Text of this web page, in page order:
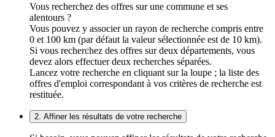
Vous recherchez des offres sur une commune et ses
alentours ?
Vous pouvez y associer un rayon de recherche compris entre
0 et 100 km (par défaut la valeur sélectionnée est de 10 km).
Si vous recherchez des offres sur deux départements, vous
devez alors effectuer deux recherches séparées.
Lancez votre recherche en cliquant sur la loupe ; la liste des
offres d'emploi correspondant à vos critères de recherche est
restituée.
2. Affiner les résultats de votre recherche